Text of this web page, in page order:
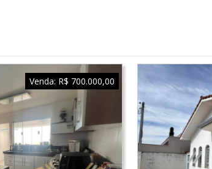
Venda: R$ 700.000,00